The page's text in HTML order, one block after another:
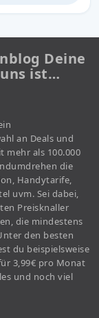
Deine
ist…
an Deals und
mehr als 100.000
die
Handytarife,
uvm. Sei dabei,
Preisknaller
die mindestens
den besten
du beispielsweise
3,99€ pro Monat
und noch viel